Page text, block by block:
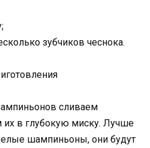
зубчиков чеснока.
сливаем
их в глубокую миску. Лучше
шампиньоны, они будут